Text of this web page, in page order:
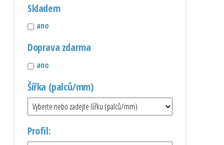
Skladem
ano
Doprava zdarma
ano
Šířka (palců/mm)
Profil: